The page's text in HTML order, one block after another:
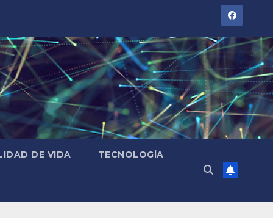
DE VIDA TECNOLOGÍA